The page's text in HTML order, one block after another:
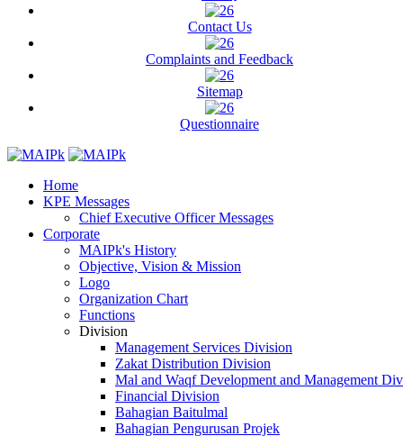
Contact Us
Complaints and Feedback
Sitemap
Questionnaire
Home
KPE Messages
Chief Executive Officer Messages
Corporate
MAIPk's History
Objective, Vision & Mission
Logo
Organization Chart
Functions
Division
Management Services Division
Zakat Distribution Division
Mal and Waqf Development and Management
Financial Division
Bahagian Baitulmal
Bahagian Pengurusan Projek